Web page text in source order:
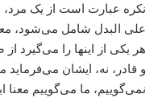
نکره عبارت است از یک مرد،
علی البدل شامل می‌شود،
هر یکی از اینها را می‌گیرد
و قادر، نه، ایشان می‌فرماید
نمی‌گوییم، ما می‌گوییم معنا